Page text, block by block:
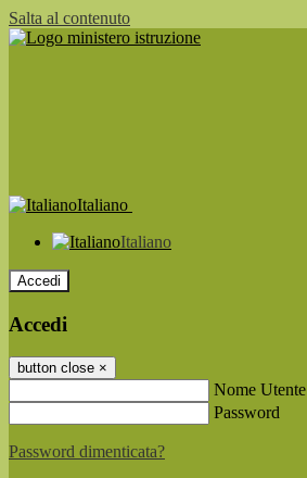
Salta al contenuto
Italiano
Italiano
Accedi
Accedi
button close ×
Nome Utente
Password
Password dimenticata?